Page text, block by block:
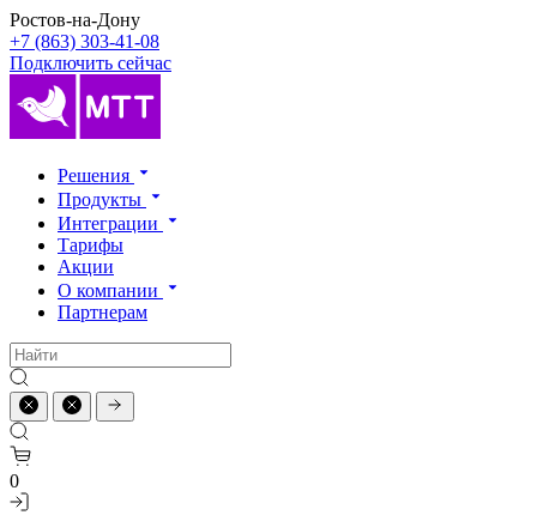
Ростов-на-Дону
+7 (863) 303-41-08
Подключить сейчас
Решения
Продукты
Интеграции
Тарифы
Акции
О компании
Партнерам
0